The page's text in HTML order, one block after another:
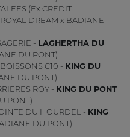
(Ex CREDIT
DREAM x BADIANE
- LAGHERTHA DU
DU PONT)
C10 - KING DU
DU PONT)
ROY - KING DU PONT
PONT)
DU HOURDEL - KING
DU PONT)